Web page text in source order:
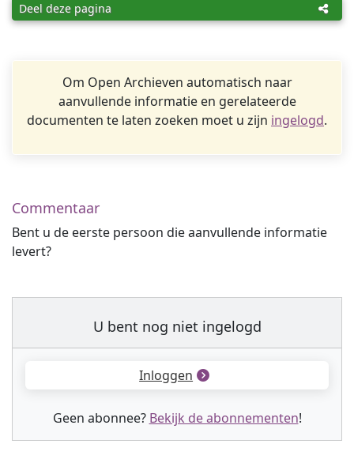
Deel deze pagina
Om Open Archieven automatisch naar
aanvullende informatie en gerelateerde
documenten te laten zoeken moet u zijn ingelogd.
Commentaar
Bent u de eerste persoon die aanvullende informatie
levert?
U bent nog niet ingelogd
Inloggen
Geen abonnee? Bekijk de abonnementen!